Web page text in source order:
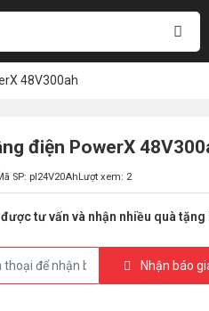
48V300ah
điện PowerX
SP: pl24V20AhLượt xem: 2
tư vấn và nhận nhiều quà tặng
Nhận báo